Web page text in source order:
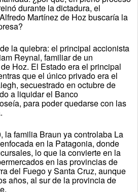
durante la dictadura, el
Martínez de Hoz buscaría la
la quiebra: el principal accionista
Reynal, familiar de un
Hoz. El Estado era el principal
que el único privado era el
secuestrado en octubre de
a liquidar el Banco
para poder quedarse con las
la familia Braun ya controlaba La
en la Patagonia, donde
lo que la convierte en la
en las provincias de
del Fuego y Santa Cruz, aunque
años, al sur de la provincia de